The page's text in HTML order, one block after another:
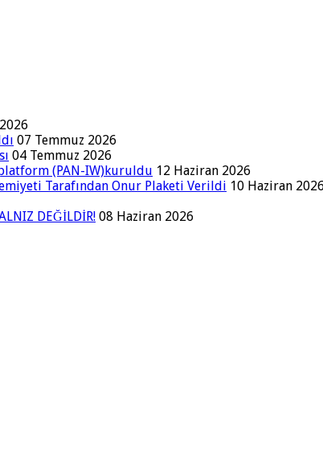
07 Temmuz 2026
04 Temmuz 2026
platform (PAN-IW)kuruldu 12 Haziran 2026
Tarafından Onur Plaketi Verildi 10 Haziran
DEĞİLDİR! 08 Haziran 2026